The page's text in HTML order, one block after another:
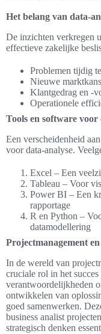
Het belang van data-
De inzichten verkregen
effectieve zakelijke
Problemen tijdig
Nieuwe
Klantgedrag en -
Operationele
Tools en software voor
Een verscheidenheid
voor data-analyse.
Excel – Een
Tableau – Voor
Power BI – Een
rapportage
R en Python –
datamodellering
Projectmanagement
In de wereld van
cruciale rol in het
verantwoordelijkheden
ontwikkelen van
goed samenwerken.
business analist
strategisch denken